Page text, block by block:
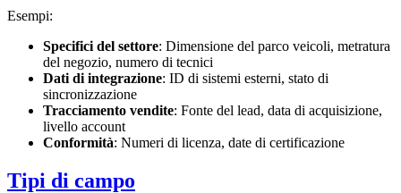
Esempi:
Specifici del settore: Dimensione del parco veicoli, metratura
del negozio, numero di tecnici
Dati di integrazione: ID di sistemi esterni, stato di
sincronizzazione
Tracciamento vendite: Fonte del lead, data di acquisizione,
livello account
Conformità: Numeri di licenza, date di certificazione
Tipi di campo